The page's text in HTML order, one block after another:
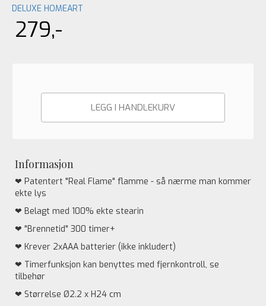
DELUXE HOMEART
279,-
LEGG I HANDLEKURV
Informasjon
❤ Patentert "Real Flame" flamme - så nærme man kommer
ekte lys
❤ Belagt med 100% ekte stearin
❤ "Brennetid" 300 timer+
❤ Krever 2xAAA batterier (ikke inkludert)
❤ Timerfunksjon kan benyttes med fjernkontroll, se
tilbehør
❤ Størrelse Ø2.2 x H24 cm